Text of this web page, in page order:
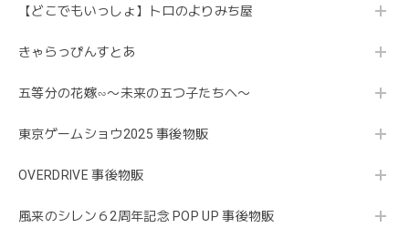
【どこでもいっしょ】トロのよりみち屋
きゃらっぴんすとあ
五等分の花嫁∽〜未来の五つ子たちへ〜
東京ゲームショウ2025 事後物販
OVERDRIVE 事後物販
風来のシレン６2周年記念 POP UP 事後物販